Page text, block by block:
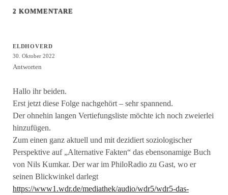
2 KOMMENTARE
ELDHOVERD
30. Oktober 2022
Antworten
Hallo ihr beiden.
Erst jetzt diese Folge nachgehört – sehr spannend.
Der ohnehin langen Vertiefungsliste möchte ich noch zweierlei
hinzufügen.
Zum einen ganz aktuell und mit dezidiert soziologischer
Perspektive auf „Alternative Fakten“ das ebensonamige Buch
von Nils Kumkar. Der war im PhiloRadio zu Gast, wo er
seinen Blickwinkel darlegt
https://www1.wdr.de/mediathek/audio/wdr5/wdr5-das-